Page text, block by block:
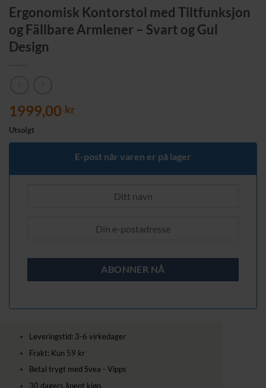
Ergonomisk Kontorstol med Tiltfunksjon
og Fällbare Armlener – Svart og Gul
Design
1999,00 kr
Utsolgt
E-post når varen er på lager
Leveringstid: 3-6 virkedager
Frakt: Kun 59 kr
Betal trygt med Svea - Vipps
30 dagers åpent kjøp